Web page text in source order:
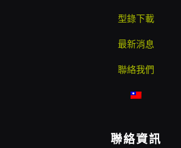
型錄下載
最新消息
聯絡我們
聯絡資訊